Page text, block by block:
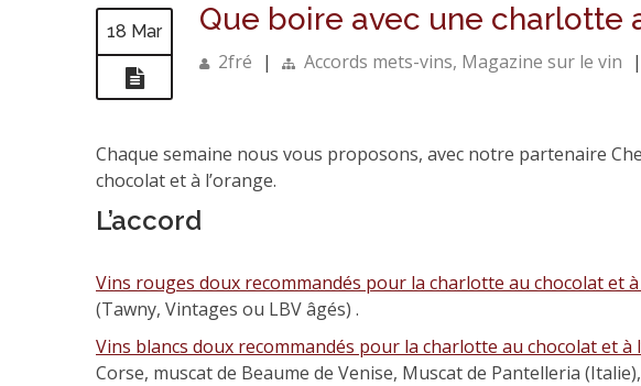
18 Mar Que boire avec une charlotte
2fré | Accords mets-vins, Magazine sur le vin |
Chaque semaine nous vous proposons, avec notre partenaire
chocolat et à l’orange.
L’accord
Vins rouges doux recommandés pour la charlotte au chocolat et à
(Tawny, Vintages ou LBV âgés) .
Vins blancs doux recommandés pour la charlotte au chocolat et à
Corse, muscat de Beaume de Venise, Muscat de Pantelleria